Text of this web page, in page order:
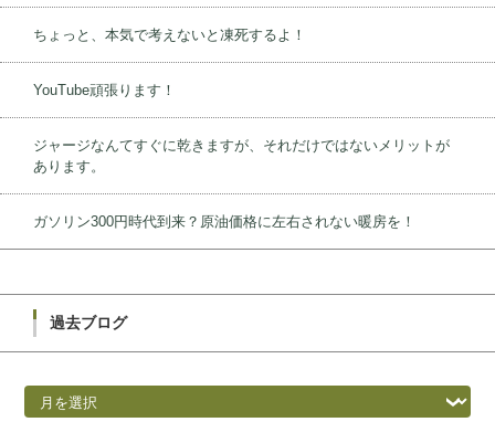
ちょっと、本気で考えないと凍死するよ！
YouTube頑張ります！
ジャージなんてすぐに乾きますが、それだけではないメリットが
あります。
ガソリン300円時代到来？原油価格に左右されない暖房を！
過去ブログ